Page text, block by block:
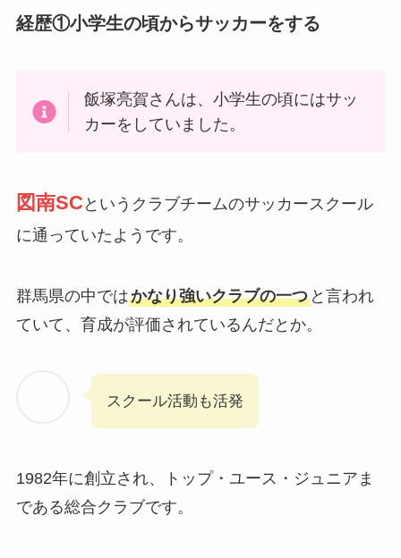
経歴①小学生の頃からサッカーをする
飯塚亮賀さんは、小学生の頃にはサッ
カーをしていました。
図南SC というクラブチームのサッカースクール
に通っていたようです。
群馬県の中ではかなり強いクラブの一つと言われ
ていて、育成が評価されているんだとか。
スクール活動も活発
1982年に創立され、トップ・ユース・ジュニアま
である総合クラブです。